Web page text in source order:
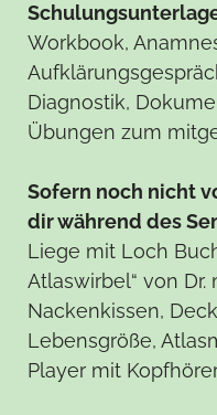
Workbook,
Diagnostik,
Übungen zum
Sofern noch nicht
dir während des
Liege mit Loch
Atlaswirbel“ von
Nackenkissen,
Lebensgröße,
Player mit